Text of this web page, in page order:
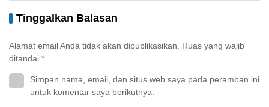
Tinggalkan Balasan
Alamat email Anda tidak akan dipublikasikan.
Ruas yang wajib
ditandai *
Simpan nama, email, dan situs web saya pada peramban ini
untuk komentar saya berikutnya.